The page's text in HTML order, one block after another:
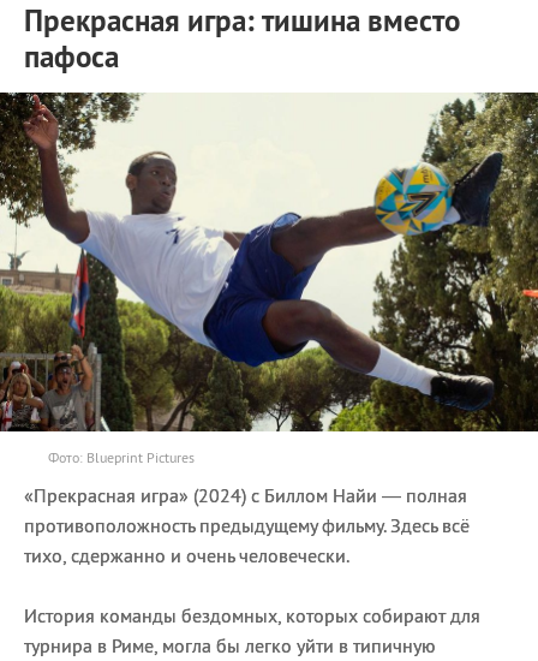
Прекрасная игра: тишина вместо
пафоса
Фото: Blueprint Pictures
«Прекрасная игра» (2024) с Биллом Найи — полная
противоположность предыдущему фильму. Здесь всё
тихо, сдержанно и очень человечески.
История команды бездомных, которых собирают для
турнира в Риме, могла бы легко уйти в типичную